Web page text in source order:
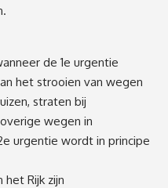
de 1e urgentie
het strooien van wegen
straten bij
wegen in
urgentie wordt in principe
Rijk zijn